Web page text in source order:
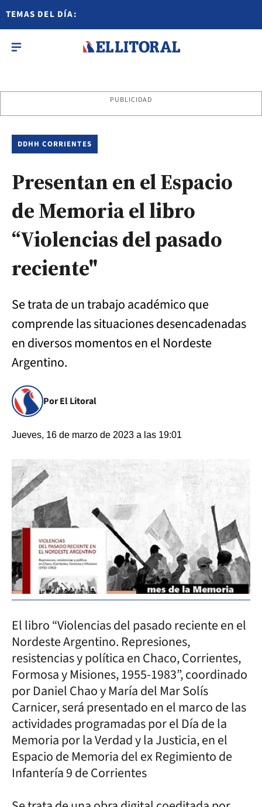
TEMAS DEL DÍA:
PUBLICIDAD
DDHH CORRIENTES
Presentan en el Espacio
de Memoria el libro
“Violencias del pasado
reciente"
Se trata de un trabajo académico que
comprende las situaciones desencadenadas
en diversos momentos en el Nordeste
Argentino.
Por El Litoral
Jueves, 16 de marzo de 2023 a las 19:01
El libro “Violencias del pasado reciente en el
Nordeste Argentino. Represiones,
resistencias y política en Chaco, Corrientes,
Formosa y Misiones, 1955-1983”, coordinado
por Daniel Chao y María del Mar Solís
Carnicer, será presentado en el marco de las
actividades programadas por el Día de la
Memoria por la Verdad y la Justicia, en el
Espacio de Memoria del ex Regimiento de
Infantería 9 de Corrientes